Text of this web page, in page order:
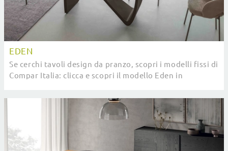
EDEN
Se cerchi tavoli design da pranzo, scopri i modelli fissi di
Compar Italia: clicca e scopri il modello Eden in